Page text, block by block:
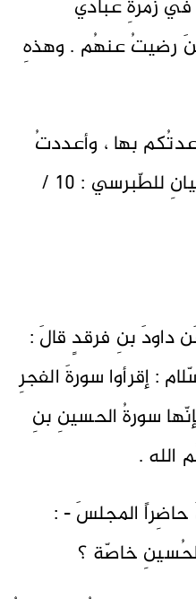
زُمرةِ عبادي
رضيتُ عنهُم . وهذهِ
بها ، وأعددتُ
نعيمَكم فيها . (مجمعُ البيانِ للطّبرسي : 10 /
داودَ بنِ فرقدٍ قالَ :
: إقرأوا سورةَ الفجرِ
سورةُ الحسينِ بنِ
الله .
حاضِراً المجلسَ - :
خاصّة ؟